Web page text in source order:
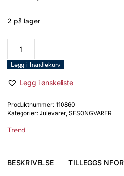
2 på lager
Keramikktre
stort
antall
Legg i handlekurv
Legg i ønskeliste
Produktnummer: 110860
Kategorier: Julevarer, SESONGVARER
Trend
BESKRIVELSE